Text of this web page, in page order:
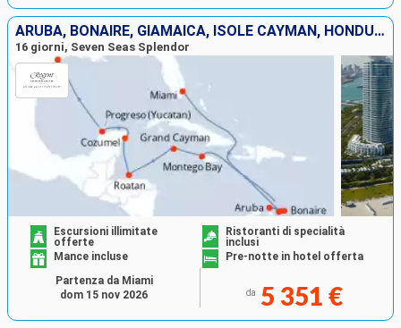
ARUBA, BONAIRE, GIAMAICA, ISOLE CAYMAN, HONDURAS, MESSICO, STATI UNITI
16 giorni, Seven Seas Splendor
Escursioni illimitate
offerte
Ristoranti di specialità
inclusi
Mance incluse
Pre-notte in hotel offerta
da 5 351 €
Partenza da Miami
dom 15 nov 2026